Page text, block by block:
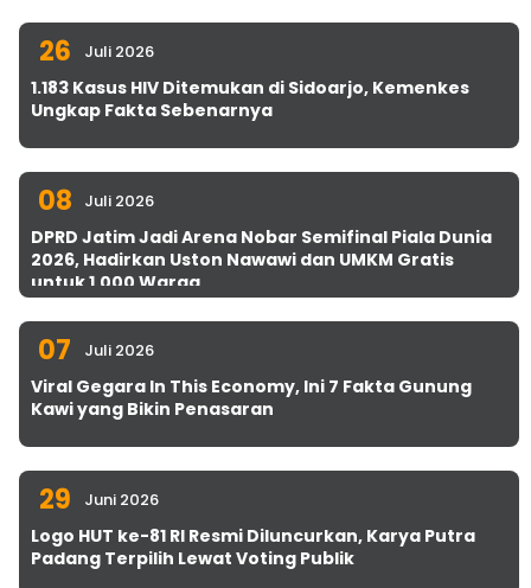
26 Juli 2026
1.183 Kasus HIV Ditemukan di Sidoarjo, Kemenkes
Ungkap Fakta Sebenarnya
08 Juli 2026
DPRD Jatim Jadi Arena Nobar Semifinal Piala Dunia
2026, Hadirkan Uston Nawawi dan UMKM Gratis
untuk 1.000 Warga
07 Juli 2026
Viral Gegara In This Economy, Ini 7 Fakta Gunung
Kawi yang Bikin Penasaran
29 Juni 2026
Logo HUT ke-81 RI Resmi Diluncurkan, Karya Putra
Padang Terpilih Lewat Voting Publik